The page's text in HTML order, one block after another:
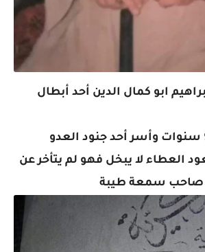
ابو كمال الدين أحد أبطال
العطاء لا يبخل فهو لم يتأخر عن
صاحب سمعة طيبة